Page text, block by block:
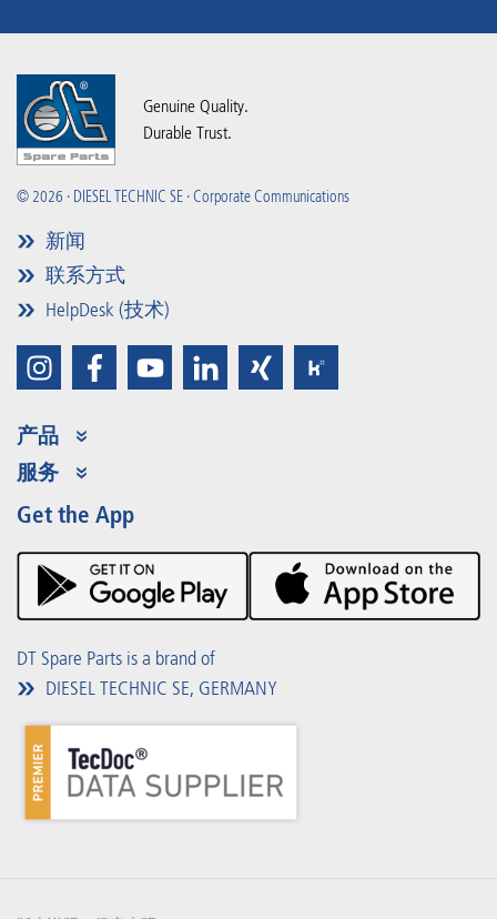
Genuine Quality.
Durable Trust.
© 2026 · DIESEL TECHNIC SE · Corporate Communications
新闻
联系方式
HelpDesk (技术)
产品
Product Range
Partner Portal
Product Promotions
服务
优势
Premium Shop
事件
下载
Get the App
DT Spare Parts is a brand of
DIESEL TECHNIC SE, GERMANY